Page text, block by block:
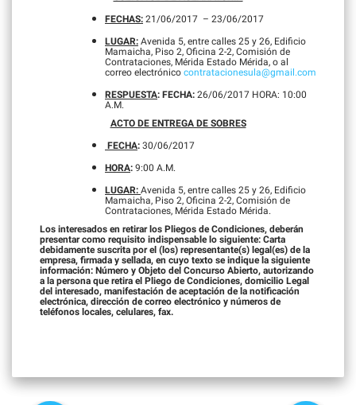
FECHAS: 21/06/2017 – 23/06/2017
LUGAR: Avenida 5, entre calles 25 y 26, Edificio
Mamaicha, Piso 2, Oficina 2-2, Comisión de
Contrataciones, Mérida Estado Mérida, o al
correo electrónico contratacionesula@gmail.com
RESPUESTA: FECHA: 26/06/2017 HORA: 10:00
A.M.
ACTO DE ENTREGA DE SOBRES
FECHA: 30/06/2017
HORA: 9:00 A.M.
LUGAR: Avenida 5, entre calles 25 y 26, Edificio
Mamaicha, Piso 2, Oficina 2-2, Comisión de
Contrataciones, Mérida Estado Mérida.
Los interesados en retirar los Pliegos de Condiciones, deberán
presentar como requisito indispensable lo siguiente: Carta
debidamente suscrita por el (los) representante(s) legal(es) de la
empresa, firmada y sellada, en cuyo texto se indique la siguiente
información: Número y Objeto del Concurso Abierto, autorizando
a la persona que retira el Pliego de Condiciones, domicilio Legal
del interesado, manifestación de aceptación de la notificación
electrónica, dirección de correo electrónico y números de
teléfonos locales, celulares, fax.